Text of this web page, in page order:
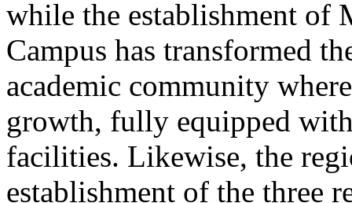
while the establishment of
Campus has transformed
academic community
growth, fully equipped
facilities. Likewise, the
establishment of the three